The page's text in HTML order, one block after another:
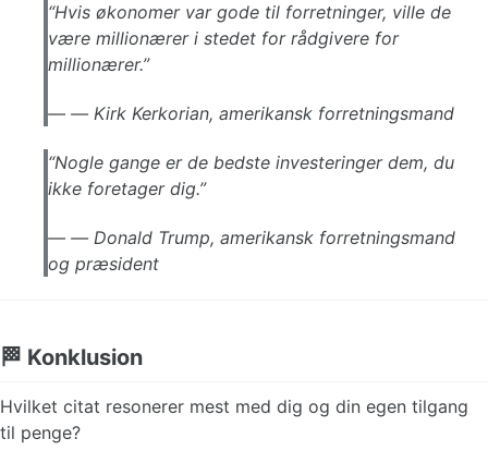
“Hvis økonomer var gode til forretninger, ville de
være millionærer i stedet for rådgivere for
millionærer.”
— Kirk Kerkorian, amerikansk forretningsmand
“Nogle gange er de bedste investeringer dem, du
ikke foretager dig.”
—
Donald Trump, amerikansk forretningsmand
og præsident
🏁 Konklusion
Hvilket citat resonerer mest med dig og din egen tilgang
til penge?